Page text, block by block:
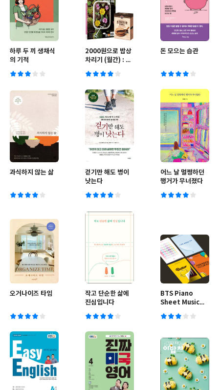
하루 두 끼 생채식
의 기적
2000원으로 밥상
차리기 (월간) : 5
돈 모으는 습관
과식하지 않는 삶
걷기만 해도 병이
낫는다
어느 날 멀쩡하던
행거가 무너졌다
오거나이즈 타임
작고 단순한 삶에
진심입니다
BTS Piano
Sheet Music